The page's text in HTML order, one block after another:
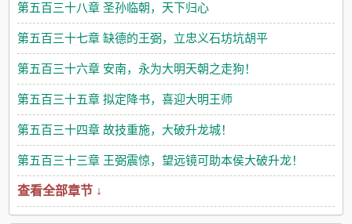
第五百三十八章 圣孙临朝，天下归心
第五百三十七章 缺德的王弼，立忠义石坊坑胡平
第五百三十六章 安南，永为大明天朝之走狗！
第五百三十五章 拟定降书，喜迎大明王师
第五百三十四章 故技重施，大破升龙城！
第五百三十三章 王弼震惊，望远镜可助本侯大破升龙！
查看全部章节 ↓